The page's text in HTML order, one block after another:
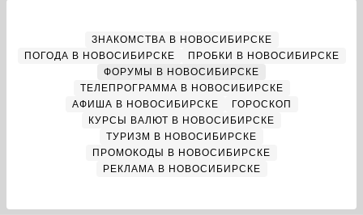
ЗНАКОМСТВА В НОВОСИБИРСКЕ
ПОГОДА В НОВОСИБИРСКЕ
ПРОБКИ В НОВОСИБИРСКЕ
ФОРУМЫ В НОВОСИБИРСКЕ
ТЕЛЕПРОГРАММА В НОВОСИБИРСКЕ
АФИША В НОВОСИБИРСКЕ
ГОРОСКОП
КУРСЫ ВАЛЮТ В НОВОСИБИРСКЕ
ТУРИЗМ В НОВОСИБИРСКЕ
ПРОМОКОДЫ В НОВОСИБИРСКЕ
РЕКЛАМА В НОВОСИБИРСКЕ